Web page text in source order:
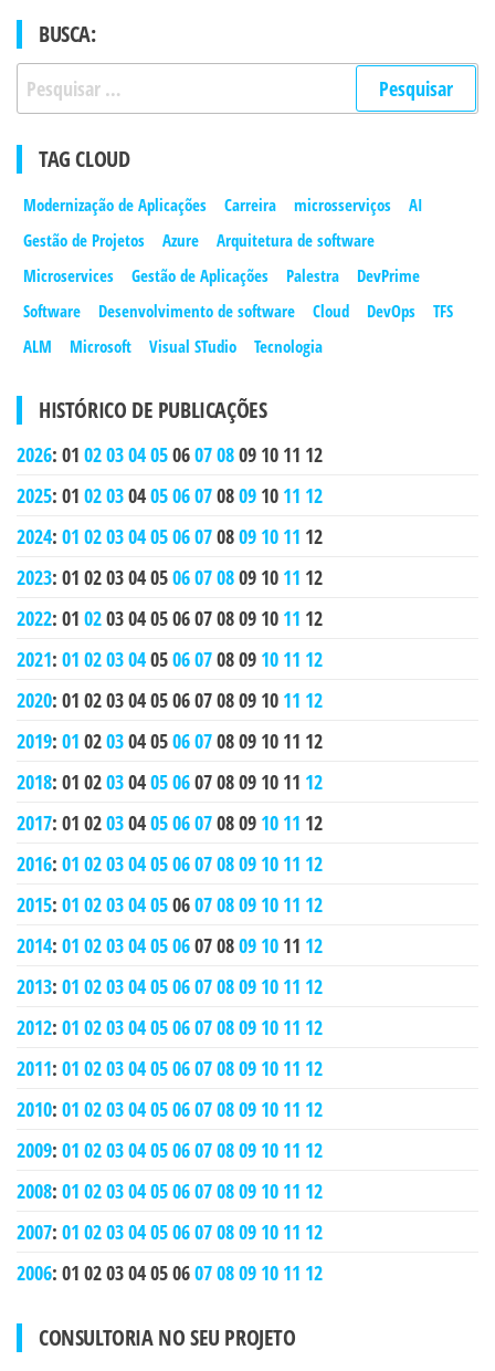
BUSCA:
Pesquisar
por:
TAG CLOUD
Modernização de Aplicações Carreira microsserviços
AI
Gestão de Projetos
Azure
Arquitetura de software
Microservices
Gestão de Aplicações Palestra
DevPrime
Software
Desenvolvimento de software Cloud DevOps
TFS
ALM
Microsoft Visual STudio Tecnologia
HISTÓRICO DE PUBLICAÇÕES
2026: 01 0203040506070809 10 11 12
2025: 01 0203040506070809 10 11 12
2024: 01 0203040506070809 10 11 12
2023: 01 0203040506070809 10 11 12
2022: 01 0203040506070809 10 11 12
2021: 01 0203040506070809 10 11 12
2020: 01 0203040506070809 10 11 12
2019: 01 0203040506070809 10 11 12
2018: 01 0203040506070809 10 11 12
2017: 01 0203040506070809 10 11 12
2016: 01 0203040506070809 10 11 12
2015: 01 0203040506070809 10 11 12
2014: 01 0203040506070809 10 11 12
2013: 01 0203040506070809 10 11 12
2012: 01 0203040506070809 10 11 12
2011: 01 0203040506070809 10 11 12
2010: 01 0203040506070809 10 11 12
2009: 01 0203040506070809 10 11 12
2008: 01 0203040506070809 10 11 12
2007: 01 0203040506070809 10 11 12
2006: 01 0203040506070809 10 11 12
CONSULTORIA NO SEU PROJETO